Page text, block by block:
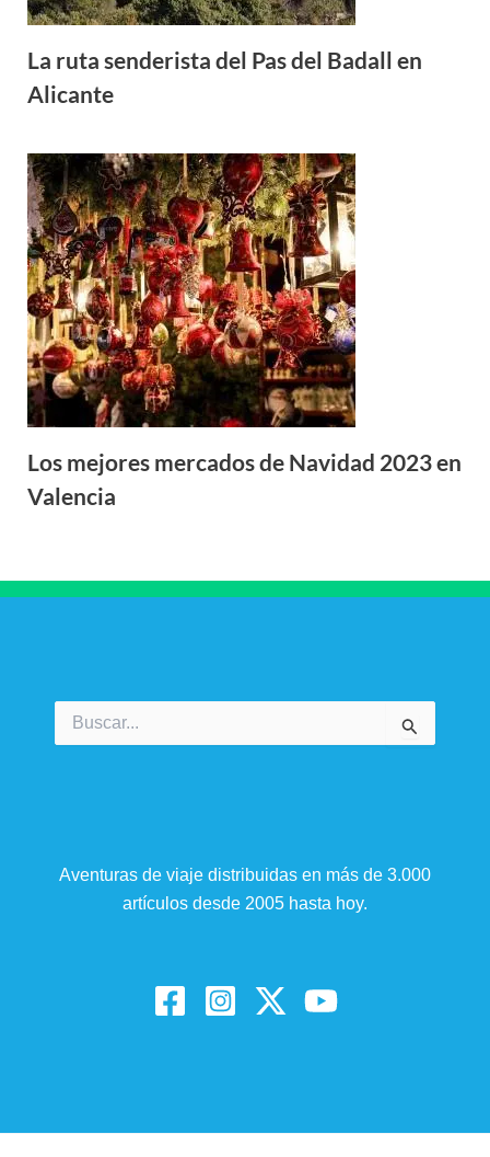
La ruta senderista del Pas del Badall en
Alicante
Los mejores mercados de Navidad 2023 en
Valencia
por:
Aventuras de viaje distribuidas en más de 3.000
artículos desde 2005 hasta hoy.